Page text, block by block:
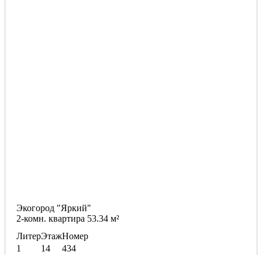
Экогород "Яркий"
2-комн. квартира 53.34 м²
Литер
1
Этаж
14
Номер
434